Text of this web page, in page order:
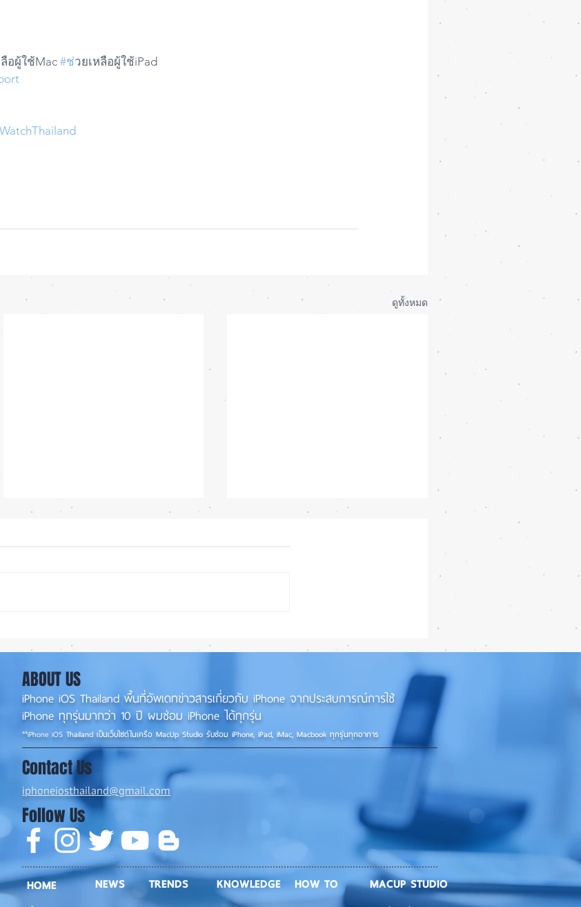
อผู้ใช้Mac #ช่วยเหลือผู้ใช้iPad
ดูทั้งหมด
Max ตกจากฟ้าไม่พัง! ⚡📱
น่าใช้กว่าเดิม หลายแอปรองรับ
ABOUT US
iPhone iOS Thailand พื้นที่อัพเดทข่าวสารเกี่ยวกับ iPhone จากประสบการณ์การใช้
iPhone ทุกรุ่นมากว่า 10 ปี ผมซ่อม iPhone ได้ทุกรุ่น
**iPhone iOS Thailand เป็นเว็บไซต์ในเครือ MacUp Studio รับซ่อม iPhone, iPad, iMac, Macbook ทุกรุ่นทุกอาการ
Contact Us
iphoneiosthailand@gmail.com
Follow Us
HOME
NEWS
TRENDS
KNOWLEDGE
HOW TO
MACUP STUDIO